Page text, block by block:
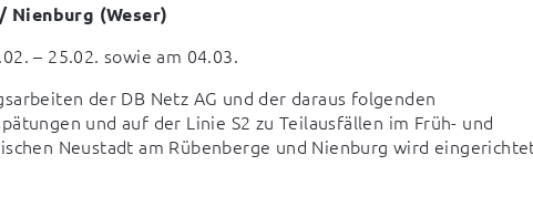
Nienburg (Weser)
– 25.02. sowie am 04.03.
der DB Netz AG und der daraus folgenden
und auf der Linie S2 zu Teilausfällen im Früh- und
Neustadt am Rübenberge und Nienburg wird